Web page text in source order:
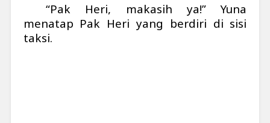
“Pak Heri, makasih ya!” Yuna
menatap Pak Heri yang berdiri di sisi
taksi.